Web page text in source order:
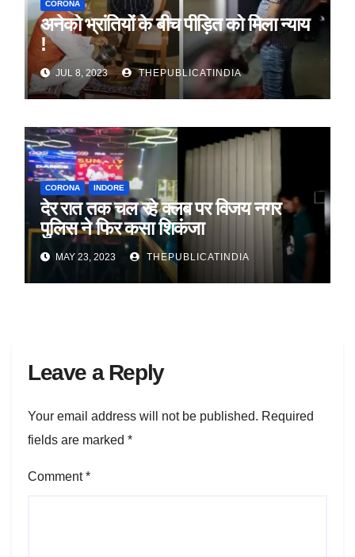
CORONA
अनेको भ्रांतियों के बीच पीड़ित को मिला न्याय
!
JUL 8, 2023 THEPUBLICATINDIA
CORONA INDORE
देर रात तक चल रहे क्लब पर विजय नगर
पुलिस ने फिर कसा शिकंजा
MAY 23, 2023 THEPUBLICATINDIA
Leave a Reply
Your email address will not be published. Required
fields are marked *
Comment*